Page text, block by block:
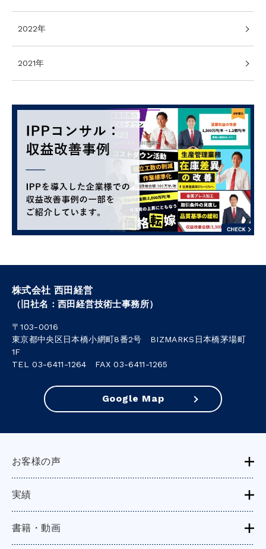
2022年
2021年
株式会社 西田経営
（旧社名：西田経営技術士事務所）
〒103-0016
東京都中央区日本橋小網町8番2号 BIZMARKS日本橋茅場町
1F
TEL 03-6411-1264 FAX 03-6411-1265
Google Map
お客様の声
実績
書籍・動画